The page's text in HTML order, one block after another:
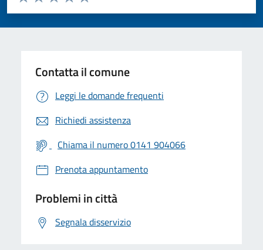
Valuta 5 stelle su 5
Valuta 4 stelle su 5
Valuta 3 stelle su 5
Valuta 2 stelle su 5
Valuta 1 stelle su 5
Contatta il comune
Leggi le domande frequenti
Richiedi assistenza
Chiama il numero 0141 904066
Prenota appuntamento
Problemi in città
Segnala disservizio